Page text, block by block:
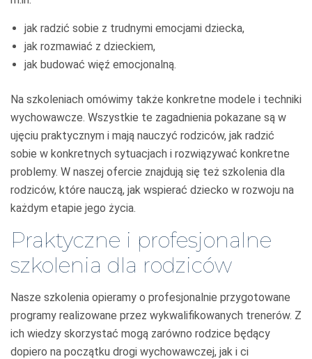
jak radzić sobie z trudnymi emocjami dziecka,
jak rozmawiać z dzieckiem,
jak budować więź emocjonalną.
Na szkoleniach omówimy także konkretne modele i techniki
wychowawcze. Wszystkie te zagadnienia pokazane są w
ujęciu praktycznym i mają nauczyć rodziców, jak radzić
sobie w konkretnych sytuacjach i rozwiązywać konkretne
problemy. W naszej ofercie znajdują się też szkolenia dla
rodziców, które nauczą, jak wspierać dziecko w rozwoju na
każdym etapie jego życia.
Praktyczne i profesjonalne
szkolenia dla rodziców
Nasze szkolenia opieramy o profesjonalnie przygotowane
programy realizowane przez wykwalifikowanych trenerów. Z
ich wiedzy skorzystać mogą zarówno rodzice będący
dopiero na początku drogi wychowawczej, jak i ci